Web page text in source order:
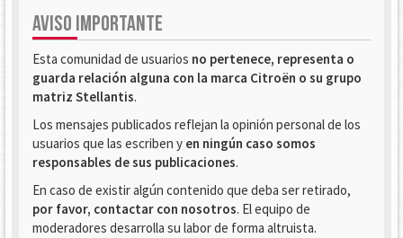
AVISO IMPORTANTE
Esta comunidad de usuarios no pertenece, representa o
guarda relación alguna con la marca Citroën o su grupo
matriz Stellantis.
Los mensajes publicados reflejan la opinión personal de los
usuarios que las escriben y en ningún caso somos
responsables de sus publicaciones.
En caso de existir algún contenido que deba ser retirado,
por favor, contactar con nosotros. El equipo de
moderadores desarrolla su labor de forma altruista.